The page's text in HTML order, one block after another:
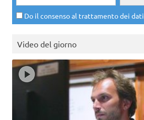
Do il consenso al trattamento dei dati
Video del giorno